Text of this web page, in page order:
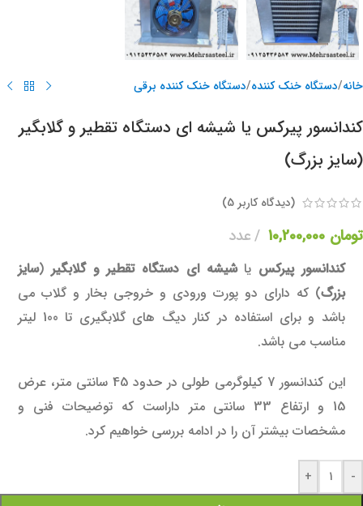
خانه/دستگاه خنک کننده/دستگاه خنک کننده برقی
کندانسور پیرکس یا شیشه ای دستگاه تقطیر و گلابگیر
(سایز بزرگ)
(دیدگاه کاربر 5
)
تومان عدد
کندانسور پیرکس یاشیشه ای دستگاه تقطیر و گلابگیر(سایز
بزرگ) که دارای دو پورت ورودی و خروجی بخار و گلاب می
باشد و برای استفاده در کنار دیگ های گلابگیری تا 100 لیتر
مناسب می باشد.
این کندانسور 7 کیلوگرمی طولی در حدود 45 سانتی متر، عرض
15 و ارتفاع 33 سانتی متر داراست که توضیحات فنی و
مشخصات بیشتر آن را در ادامه بررسی خواهیم کرد.
-
+